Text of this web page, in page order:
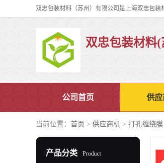
双忠包装材料
公司首页 供
当前位置： 首页 > 供应商机 > 打孔缠绕膜
产品分类 Product